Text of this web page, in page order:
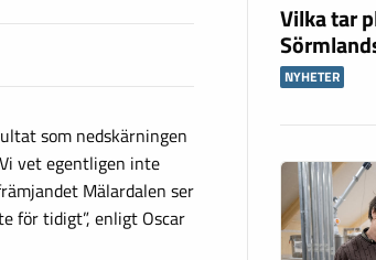
som nedskärningen
vet egentligen inte
Mälardalen ser
för tidigt”, enligt Oscar
Vilka tar
NYHETER